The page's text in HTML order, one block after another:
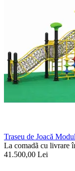
Traseu de Joacă
La comadã cu livrare
41.500,00 Lei